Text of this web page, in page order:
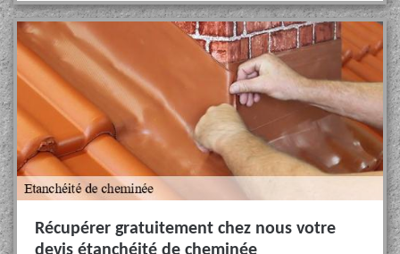
Récupérer gratuitement chez nous votre
devis étanchéité de cheminée